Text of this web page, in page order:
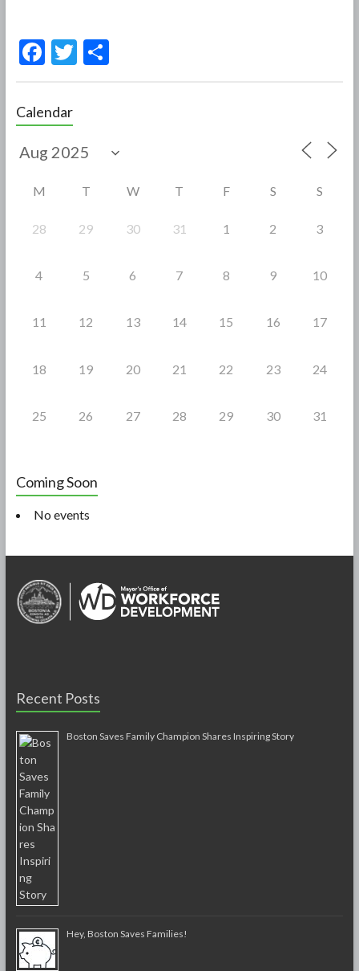
F
e
b
o
T S
Calendar
M T W T F S S
28 29 30 31 1 2 3
4 5 6 7 8 9 10
11 12 13 14 15 16 17
18 19 20 21 22 23 24
25 26 27 28 29 30 31
Coming Soon
No events
Recent Posts
Boston Saves Family Champion Shares Inspiring Story
Hey, Boston Saves Families!